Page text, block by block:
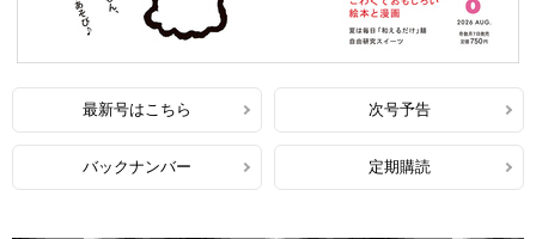
最新号はこちら 次号予告
バックナンバー 定期購読